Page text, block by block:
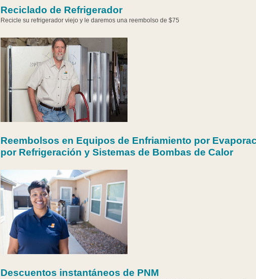
Reciclado de Refrigerador
Recicle su refrigerador viejo y le daremos una reembolso de $75
Reembolsos en Equipos de Enfriamiento por
por Refrigeración y Sistemas de Bombas de Calor
Descuentos instantáneos de PNM